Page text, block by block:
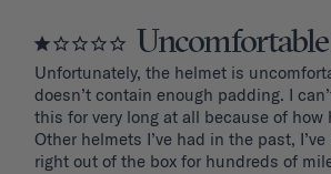
Unfortunately, the helmet is
doesn’t contain enough padding. I
this for very long at all because of how
Other helmets I’ve had in the past,
right out of the box for hundreds of